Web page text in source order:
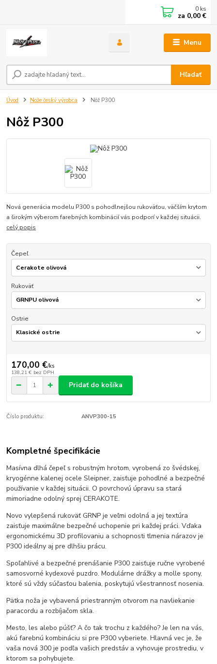
Menu
Hľadať
0 ks
za 0,00 €
Úvod Nože český výrobca Nôž P300
Nôž P300
Nová generácia modelu P300 s pohodlnejšou rukoväťou, väčším krytom
a širokým výberom farebných kombinácií vás podporí v každej situácii.
celý popis
Čepeľ
Rukoväť
Ostrie
170,00 €/ks
138,21 € bez DPH
Pridať do košíka
Číslo produktu: ANVP300-15
Kompletné špecifikácie
Masívna dlhá čepeľ s robustným hrotom, vyrobená zo švédskej,
kryogénne kalenej ocele Sleipner, zaisťuje pohodlné a bezpečné
používanie v každej situácii. O povrchovú úpravu sa stará
mimoriadne odolný sprej CERAKOTE.
Novo vylepšená rukoväť GRNP je veľmi odolná a jej textúra
zaisťuje maximálne bezpečné uchopenie pri každej práci. Vďaka
ergonomickému 3D profilovaniu a schopnosti tlmenia nárazov je
P300 ideálny aj pre dlhšiu prácu.
Spoľahlivé a bezpečné prenášanie P300 zaisťuje ručne vyrobené
samosvorné kydexové puzdro. Modulárne drážky a molle spony,
ktoré sú vždy súčasťou balenia, poskytujú všestrannosť nosenia.
Pätka noža je vybavená priestranným otvorom na navliekanie
paracordu a rozbíjačom skla.
Mesto, les alebo púšť? A čo tak trochu z každého? Je len na vás,
akú farebnú kombináciu si pre P300 vyberiete. Hlavná vec je, že
vaša nová 300 je podľa vašich predstáv a vyhovuje prostrediu, v
ktorom sa pohybujete.